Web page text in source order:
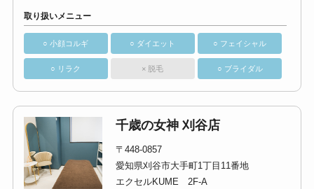
取り扱いメニュー
○ 小顔コルギ ○ ダイエット ○ フェイシャル
○ リラク × 脱毛 ○ ブライダル
千歳の女神 刈谷店
〒448-0857
愛知県刈谷市大手町1丁目11番地
エクセルKUME 2F-A